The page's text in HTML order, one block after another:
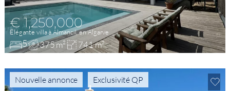
€ 1,250,000
Élégante villa à Almancil, en Algarve
5 375 m² 741 m²
Nouvelle annonce Exclusivité QP